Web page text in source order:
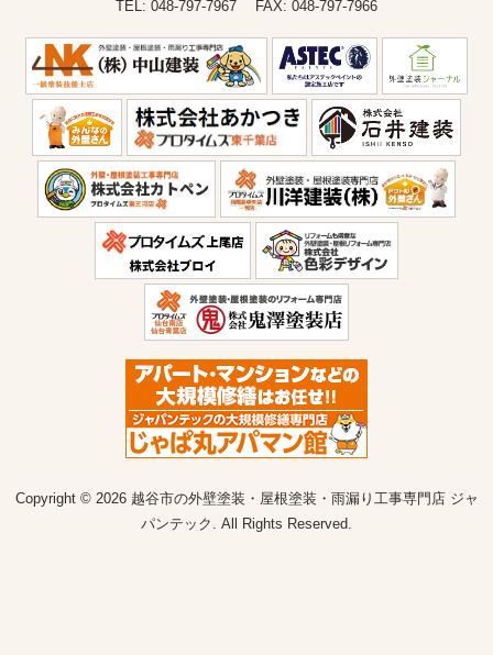
TEL: 048-797-7967 FAX: 048-797-7966
Copyright © 2026 越谷市の外壁塗装・屋根塗装・雨漏り工事専門店 ジャ
パンテック. All Rights Reserved.